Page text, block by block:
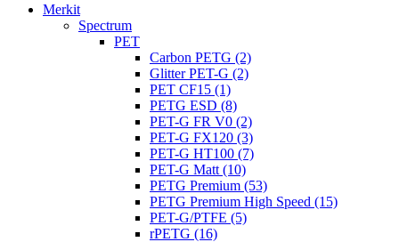
Merkit
Spectrum
PET
Carbon PETG (2)
Glitter PET-G (2)
PET CF15 (1)
PETG ESD (8)
PET-G FR V0 (2)
PET-G FX120 (3)
PET-G HT100 (7)
PET-G Matt (10)
PETG Premium (53)
PETG Premium High Speed (15)
PET-G/PTFE (5)
rPETG (16)